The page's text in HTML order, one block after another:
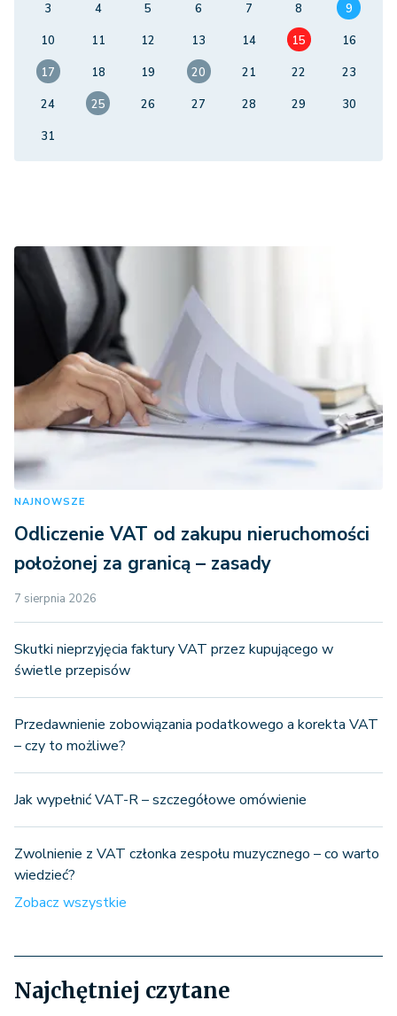
3
4 5 6 7 8
9
10
11 12 13 14 15
16
17
18 19 20 21 22
23
24
25 26 27 28 29
30
31
NAJNOWSZE
Odliczenie VAT od zakupu nieruchomości
położonej za granicą – zasady
7 sierpnia 2026
Skutki nieprzyjęcia faktury VAT przez kupującego w
świetle przepisów
Przedawnienie zobowiązania podatkowego a korekta VAT
– czy to możliwe?
Jak wypełnić VAT-R – szczegółowe omówienie
Zwolnienie z VAT członka zespołu muzycznego – co warto
wiedzieć?
Zobacz wszystkie
Najchętniej czytane